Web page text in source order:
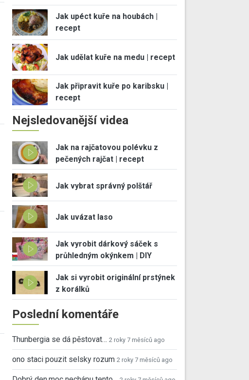
Jak upéct kuře na houbách |
recept
Jak udělat kuře na medu | recept
Jak připravit kuře po karibsku |
recept
Nejsledovanější videa
Jak na rajčatovou polévku z
pečených rajčat | recept
Jak vybrat správný polštář
Jak uvázat laso
Jak vyrobit dárkový sáček s
průhledným okýnkem | DIY
Jak si vyrobit originální prstýnek
z korálků
Poslední komentáře
Thunbergia se dá pěstovat… 2 roky 7 měsíců ago
ono staci pouzit selsky rozum 2 roky 7 měsíců ago